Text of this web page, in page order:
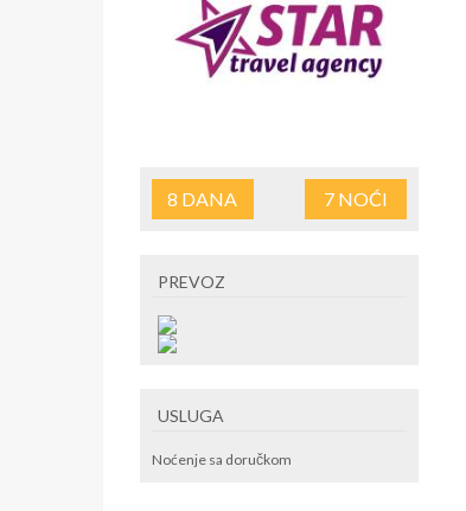
8 DANA 7NOĆI
PREVOZ
USLUGA
Noćenje sa doručkom